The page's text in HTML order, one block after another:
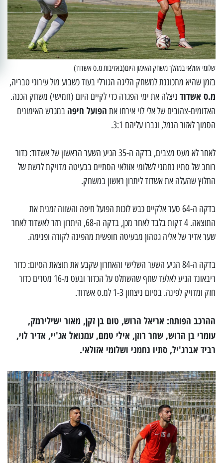
שלומי אזולאי במהלך משחק האימון היום(באדיבות מ.ס אשדוד)
בזמן שהיא מתכוננת למשחק הליגה הגורלי בעוד כשבוע מול עירוני טבריה,
מ.ס אשדוד ניצלה את ימי הפגרה כדי לקיים היום (חמישי) משחק הכנה.
האדומים-צהובים של אלי לוי אירחו את הפועל חיפה במגרש האימונים
הסמוך לאזור הנמל, וגברו עליהם 3:1.
לאחר לא מעט מצבים, בדקה ה-35 הגיע השער הראשון של אשדוד: כדור
רוחב של סתיו נחמני לשלומי אזולאי הסתיים בבעיטה מדויקת לרשת של
החלוץ שהעלה את אשדוד ליתרון ראשון במשחק.
בדקה ה-64 סער אלקיים כבש לזכות הפועל חיפה והשווה זמנית את
התוצאה. 4 דקות בלבד לאחר מכן, בדקה ה-68, היתרון חזר לאשדוד לאחר
שער אדיר של אליה גטהון מבעיטה חופשית מהפינה לקורה ופנימה.
בדקה ה-84 הגיע השער השלישי והאחרון שקבע את תוצאת הסיום: כדור
ריבאונד הגיע לאלעד שחף שהשתלט על הכדור ובעט מ-16 מטרים כדור
חזק ומדויק לפינה. בסיום ניצחון 1-3 למ.ס אשדוד.
ההרכב הפותח: אריאל הרוש, טום בן זקן, מאור ישילירמק,
עומרי בן הרוש, שחר רוזן, אילי טמם, עמנואל אג'יי, אדיר לוי,
רביד אברג'יל, סתיו נחמני ושלומי אזולאי.